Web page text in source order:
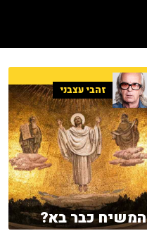
זהבי עצבני
המשיח כבר בא?